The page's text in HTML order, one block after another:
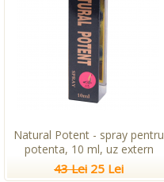
Natural Potent - spray pentru
potenta, 10 ml, uz extern
43 Lei 25 Lei